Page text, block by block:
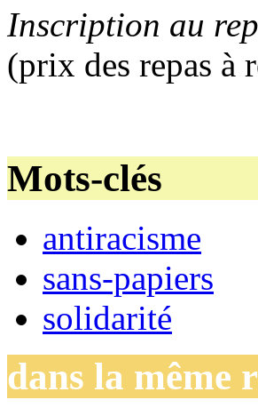
Inscription au
(prix des repas à
Mots-clés
antiracisme
sans-papiers
solidarité
dans la même